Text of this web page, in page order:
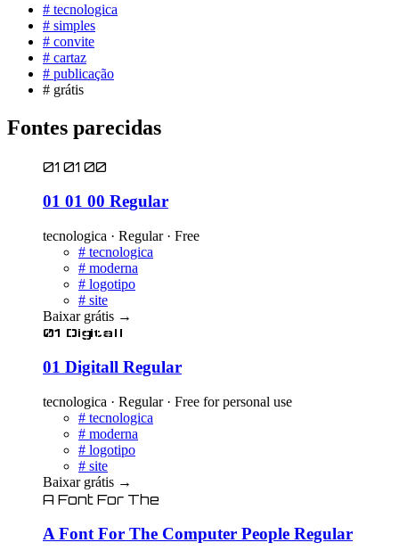
# tecnologica
# simples
# convite
# cartaz
# publicação
# grátis
Fontes parecidas
01 01 00
01 01 00 Regular
tecnologica · Regular · Free
# tecnologica
# moderna
# logotipo
# site
Baixar grátis →
01 Digitall
01 Digitall Regular
tecnologica · Regular · Free for personal use
# tecnologica
# moderna
# logotipo
# site
Baixar grátis →
A Font For The
A Font For The Computer People Regular